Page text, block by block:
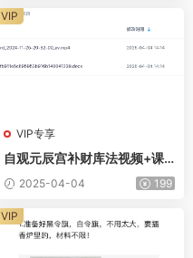
VIP专享
自观元辰宫补财库法视频+课
件 2025-04-04 199
VIP
VIP